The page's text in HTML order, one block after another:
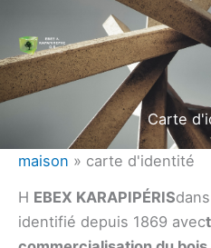
contenu
Carte
maison » carte d'identité
H EBEX KARAPIPÉRIS
identifié depuis 1869 avec